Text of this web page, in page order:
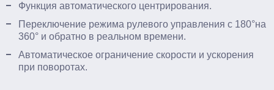
Функция автоматического центрирования.
Переключение режима рулевого управления с 180°на
360° и обратно в реальном времени.
Автоматическое ограничение скорости и ускорения
при поворотах.